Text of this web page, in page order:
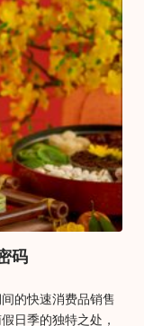
码
的快速消费品销售
日季的独特之处，